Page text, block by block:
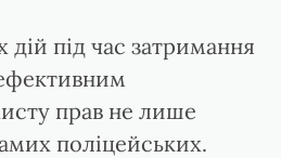
дій під час затримання
прав не лише
поліцейських.